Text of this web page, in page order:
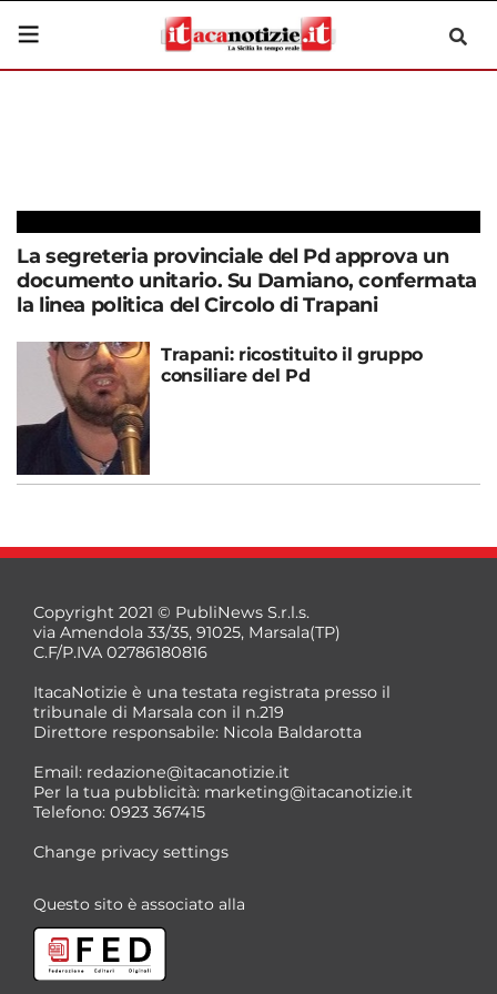
La segreteria provinciale del Pd approva un
documento unitario. Su Damiano, confermata
la linea politica del Circolo di Trapani
Trapani: ricostituito il gruppo
consiliare del Pd
Copyright 2021 © PubliNews S.r.l.s.
via Amendola 33/35, 91025, Marsala(TP)
C.F/P.IVA 02786180816
ItacaNotizie è una testata registrata presso il
tribunale di Marsala con il n.219
Direttore responsabile: Nicola Baldarotta
Email: redazione@itacanotizie.it
Per la tua pubblicità: marketing@itacanotizie.it
Telefono: 0923 367415
Change privacy settings
Questo sito è associato alla